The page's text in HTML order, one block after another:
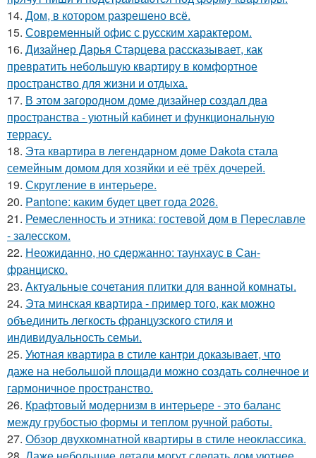
14. Дом, в котором разрешено всё.
15. Современный офис с русским характером.
16. Дизайнер Дарья Старцева рассказывает, как
превратить небольшую квартиру в комфортное
пространство для жизни и отдыха.
17. В этом загородном доме дизайнер создал два
пространства - уютный кабинет и функциональную
террасу.
18. Эта квартира в легендарном доме Dakota стала
семейным домом для хозяйки и её трёх дочерей.
19. Скругление в интерьере.
20. Pantone: каким будет цвет года 2026.
21. Ремесленность и этника: гостевой дом в Переславле
- залесском.
22. Неожиданно, но сдержанно: таунхаус в Сан-
франциско.
23. Актуальные сочетания плитки для ванной комнаты.
24. Эта минская квартира - пример того, как можно
объединить легкость французского стиля и
индивидуальность семьи.
25. Уютная квартира в стиле кантри доказывает, что
даже на небольшой площади можно создать солнечное и
гармоничное пространство.
26. Крафтовый модернизм в интерьере - это баланс
между грубостью формы и теплом ручной работы.
27. Обзор двухкомнатной квартиры в стиле неоклассика.